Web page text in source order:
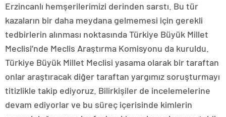
Erzincanlı hemşerilerimizi derinden sarstı. Bu tür
kazaların bir daha meydana gelmemesi için gerekli
tedbirlerin alınması noktasında Türkiye Büyük Millet
Meclisi’nde Meclis Araştırma Komisyonu da kuruldu.
Türkiye Büyük Millet Meclisi yasama olarak bir taraftan
onlar araştıracak diğer taraftan yargımız soruşturmayı
titizlikle takip ediyoruz. Bilirkişiler de incelemelerine
devam ediyorlar ve bu süreç içerisinde kimlerin